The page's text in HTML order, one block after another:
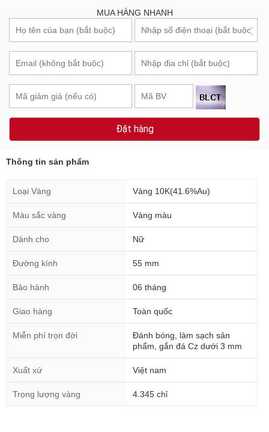
MUA HÀNG NHANH
Đặt hàng
Thông tin sản phẩm
Loại Vàng Vàng 10K(41.6%Au)
Màu sắc vàng Vàng màu
Dành cho Nữ
Đường kính 55 mm
Bảo hành 06 tháng
Giao hàng Toàn quốc
Miễn phí trọn đời
Đánh bóng, làm sạch sản
phẩm, gắn đá Cz dưới 3 mm
Xuất xứ Việt nam
Trọng lượng vàng 4.345 chỉ